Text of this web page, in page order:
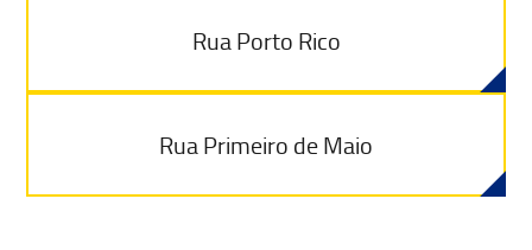
Rua Porto Rico
Rua Primeiro de Maio